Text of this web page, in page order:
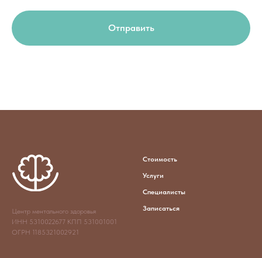
Отправить
Центр ментального здоровья
ИНН 5310022677 КПП 531001001
ОГРН 1185321002921
Стоимость
Услуги
Специалисты
Записаться